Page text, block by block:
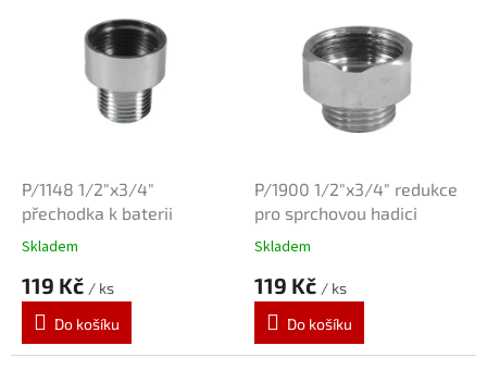
P/1148 1/2"x3/4"
přechodka k baterii
Skladem
119 Kč / ks
Do košíku
P/1900 1/2"x3/4" redukce
pro sprchovou hadici
Skladem
119 Kč / ks
Do košíku